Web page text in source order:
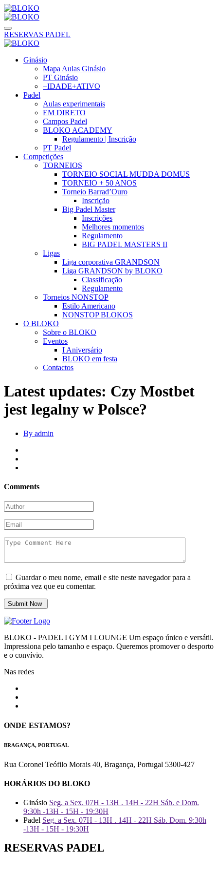
RESERVAS PADEL
Ginásio
Mapa Aulas Ginásio
PT Ginásio
+IDADE+ATIVO
Padel
Aulas experimentais
EM DIRETO
Campos Padel
BLOKO ACADEMY
Regulamento | Inscrição
PT Padel
Competições
TORNEIOS
TORNEIO SOCIAL MUDDA DOMUS
TORNEIO + 50 ANOS
Torneio Barrad’Ouro
Inscrição
Big Padel Master
Inscrições
Melhores momentos
Regulamento
BIG PADEL MASTERS II
Ligas
Liga corporativa GRANDSON
Liga GRANDSON by BLOKO
Classificação
Regulamento
Torneios NONSTOP
Estilo Americano
NONSTOP BLOKOS
O BLOKO
Sobre o BLOKO
Eventos
I Aniversário
BLOKO em festa
Contactos
Latest updates: Czy Mostbet
jest legalny w Polsce?
By admin
Comments
Guardar o meu nome, email e site neste navegador para a
próxima vez que eu comentar.
BLOKO - PADEL I GYM I LOUNGE Um espaço único e versátil.
Impressiona pelo tamanho e espaço. Queremos promover o desporto
e o convívio.
Nas redes
ONDE ESTAMOS?
BRAGANÇA, PORTUGAL
Rua Coronel Teófilo Morais 40, Bragança, Portugal 5300-427
HORÁRIOS DO BLOKO
Ginásio Seg. a Sex. 07H - 13H . 14H - 22H Sáb. e Dom.
9:30h -13H - 15H - 19:30H
Padel Seg. a Sex. 07H - 13H . 14H - 22H Sáb. Dom. 9:30h
-13H - 15H - 19:30H
RESERVAS PADEL